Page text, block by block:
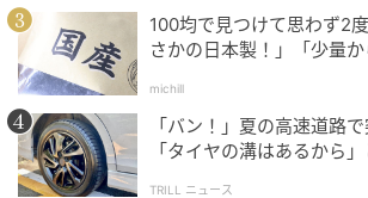
100均で見つけて思わず2
さかの日本製！」「少量
michill
「バン！」夏の高速道路
「タイヤの溝はあるから
TRILL ニュース